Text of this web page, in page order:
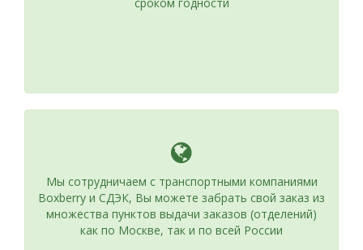
Мы сотрудничаем с транспортными компаниями
Boxberry и СДЭК, Вы можете забрать свой заказ из
множества пунктов выдачи заказов (отделений)
как по Москве, так и по всей России